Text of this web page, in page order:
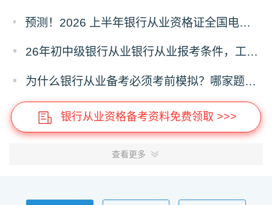
预测！2026 上半年银行从业资格证全国电子证书什么时候开通下载？
26年初中级银行从业银行从业报考条件，工作年限有没有要求？
为什么银行从业备考必须考前模拟？哪家题库可机考模拟呢？
银行从业资格备考资料免费领取 >>>
查看更多